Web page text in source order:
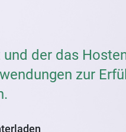
der das
zur